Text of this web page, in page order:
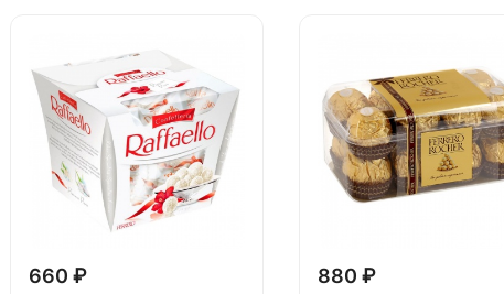
660 ₽ 880 ₽